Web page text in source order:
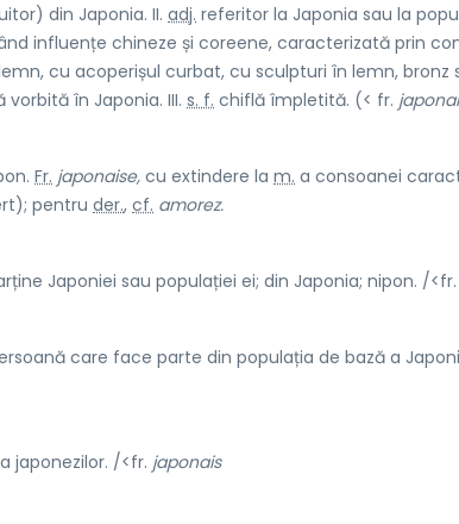
din Japonia. II. adj. referitor la Japonia sau la
influențe chineze și coreene, caracterizată prin
cu acoperișul curbat, cu sculpturi în lemn, bronz
vorbită în Japonia. III. s. f. chiflă împletită. (< fr.
Fr. japonaise, cu extindere la m. a consoanei
pentru der., cf. amorez.
Japoniei sau populației ei; din Japonia; nipon. /<fr.
care face parte din populația de bază a
japonezilor. /<fr. japonais